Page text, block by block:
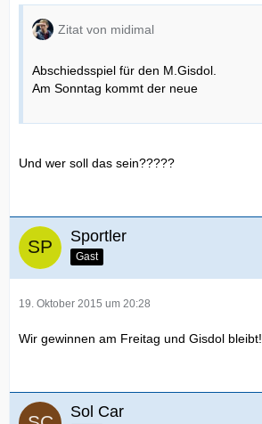
Zitat von midimal
Abschiedsspiel für den M.Gisdol.
Am Sonntag kommt der neue
Und wer soll das sein?????
Sportler
Gast
19. Oktober 2015 um 20:28
Wir gewinnen am Freitag und Gisdol bleibt!
Sol Car